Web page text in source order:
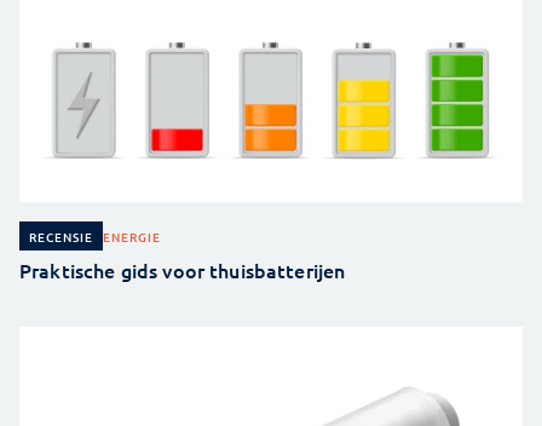
RECENSIE ENERGIE
Praktische gids voor thuisbatterijen